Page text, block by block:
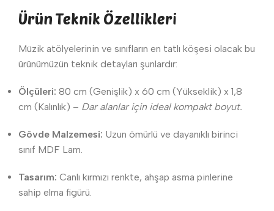
Ürün Teknik Özellikleri
Müzik atölyelerinin ve sınıfların en tatlı köşesi olacak bu
ürünümüzün teknik detayları şunlardır:
Ölçüleri: 80 cm (Genişlik) x 60 cm (Yükseklik) x 1,8
cm (Kalınlık) – Dar alanlar için ideal kompakt boyut.
Gövde Malzemesi: Uzun ömürlü ve dayanıklı birinci
sınıf MDF Lam.
Tasarım: Canlı kırmızı renkte, ahşap asma pinlerine
sahip elma figürü.